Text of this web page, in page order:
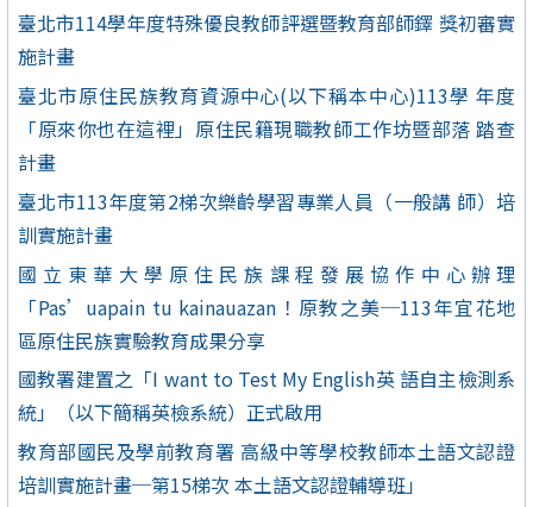
臺北市114學年度特殊優良教師評選暨教育部師鐸 獎初審實
施計畫
臺北市原住民族教育資源中心(以下稱本中心)113學 年度
「原來你也在這裡」原住民籍現職教師工作坊暨部落 踏查
計畫
臺北市113年度第2梯次樂齡學習專業人員（一般講 師）培
訓實施計畫
國立東華大學原住民族課程發展協作中心辦理
「Pas’uapain tu kainauazan！原教之美─113年宜花地
區原住民族實驗教育成果分享
國教署建置之「I want to Test My English英 語自主檢測系
統」（以下簡稱英檢系統）正式啟用
教育部國民及學前教育署 高級中等學校教師本土語文認證
培訓實施計畫─第15梯次 本土語文認證輔導班」